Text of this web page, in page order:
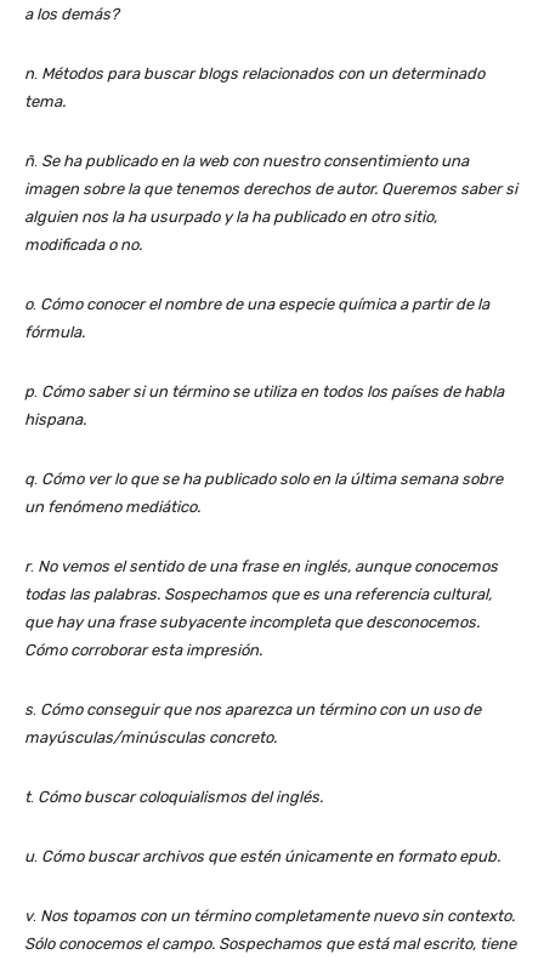
a los demás?
n Métodos para buscar blogs relacionados con un determinado
tema.
ñ Se ha publicado en la web con nuestro consentimiento una
imagen sobre la que tenemos derechos de autor. Queremos saber si
alguien nos la ha usurpado y la ha publicado en otro sitio,
modificada o no.
o. Cómo conocer el nombre de una especie química a partir de la
fórmula.
p Cómo saber si un término se utiliza en todos los países de habla
hispana.
q. Cómo ver lo que se ha publicado solo en la última semana sobre
un fenómeno mediático.
r. No vemos el sentido de una frase en inglés, aunque conocemos
todas las palabras. Sospechamos que es una referencia cultural,
que hay una frase subyacente incompleta que desconocemos.
Cómo corroborar esta impresión.
s Cómo conseguir que nos aparezca un término con un uso de
mayúsculas/minúsculas concreto.
t. Cómo buscar coloquialismos del inglés.
u. Cómo buscar archivos que estén únicamente en formato epub.
v. Nos topamos con un término completamente nuevo sin contexto.
Sólo conocemos el campo. Sospechamos que está mal escrito, tiene